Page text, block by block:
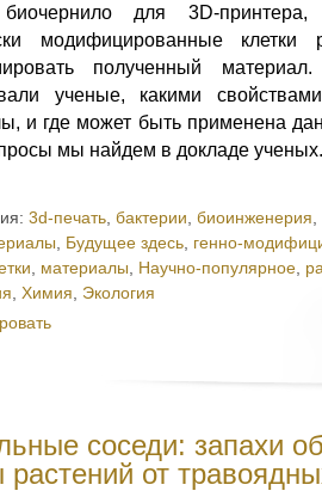
биочернило для 3D-
модифицированные клетки
полученный
ученые, какими
и где может быть применена
мы найдем в докладе
3d-печать, бактерии, биоинженерия,
, Будущее здесь, генно-
, материалы, Научно-популярное,
, Химия, Экология
соседи: запахи
от